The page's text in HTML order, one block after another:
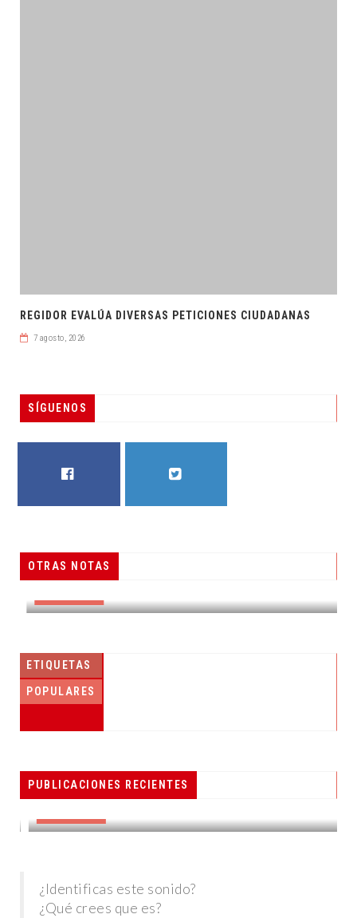
REGIDOR EVALÚA DIVERSAS PETICIONES CIUDADANAS
7 agosto, 2026
SÍGUENOS
OTRAS NOTAS
RESUELVEN DOS CASOS DE ENGAÑO TELEFÓNICO
ETIQUETAS
POPULARES
PUBLICACIONES RECIENTES
PESCADORES RECIBEN EQUIPO DE
RADIOCOMUNICACIÓN
¿Identificas este sonido?
¿Qué crees que es?